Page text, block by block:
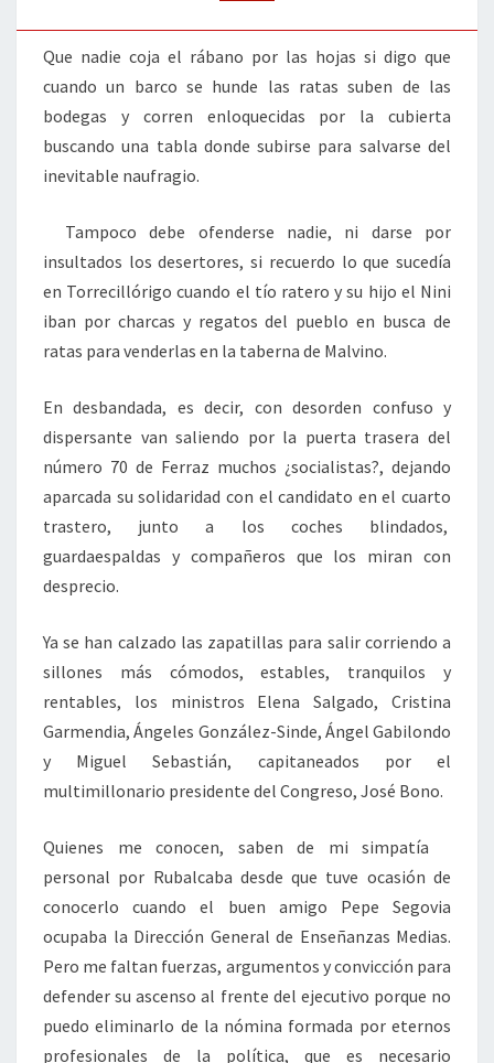
Que nadie coja el rábano por las hojas si digo que
cuando un barco se hunde las ratas suben de las
bodegas y corren enloquecidas por la cubierta
buscando una tabla donde subirse para salvarse del
inevitable naufragio.
Tampoco debe ofenderse nadie, ni darse por
insultados los desertores, si recuerdo lo que sucedía
en Torrecillórigo cuando el tío ratero y su hijo el Nini
iban por charcas y regatos del pueblo en busca de
ratas para venderlas en la taberna de Malvino.
En desbandada, es decir, con desorden confuso y
dispersante van saliendo por la puerta trasera del
número 70 de Ferraz muchos ¿socialistas?, dejando
aparcada su solidaridad con el candidato en el cuarto
trastero, junto a los coches blindados,
guardaespaldas y compañeros que los miran con
desprecio.
Ya se han calzado las zapatillas para salir corriendo a
sillones más cómodos, estables, tranquilos y
rentables, los ministros Elena Salgado, Cristina
Garmendia, Ángeles González-Sinde, Ángel Gabilondo
y Miguel Sebastián, capitaneados por el
multimillonario presidente del Congreso, José Bono.
Quienes me conocen, saben de mi simpatía
personal por Rubalcaba desde que tuve ocasión de
conocerlo cuando el buen amigo Pepe Segovia
ocupaba la Dirección General de Enseñanzas Medias.
Pero me faltan fuerzas, argumentos y convicción para
defender su ascenso al frente del ejecutivo porque no
puedo eliminarlo de la nómina formada por eternos
profesionales de la política, que es necesario